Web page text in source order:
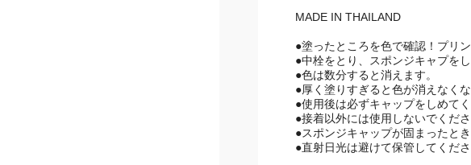
●塗ったところを色で確認！プリ
●中栓をとり、スポンジキャプを
●色は数分すると消えます。
●厚く塗りすぎると色が消えなく
●使用後は必ずキャップをしめてく
●接着以外には使用しないでくださ
●スポンジキャップが固まったと